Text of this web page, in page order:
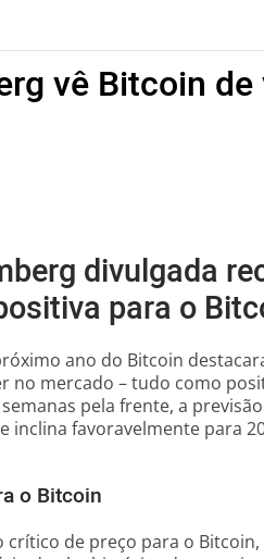
vê Bitcoin de
divulgada
para o
ano do Bitcoin
no mercado – tudo como
pela frente, a
inclina favoravelmente para
o Bitcoin
crítico de preço para o